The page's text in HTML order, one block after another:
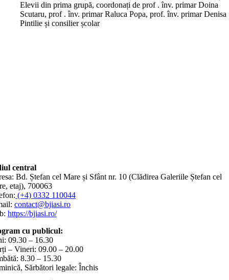
Elevii din prima grupă, coordonați de prof . înv. primar Doina
Scutaru, prof . înv. primar Raluca Popa, prof. înv. primar Denisa
Pintilie și consilier școlar
central
Bd. Ștefan cel Mare și Sfânt nr. 10 (Clădirea Galeriile Ștefan cel
etaj), 700063
(+4) 0332 110044
contact@bjiasi.ro
https://bjiasi.ro/
cu publicul:
09.30 – 16.30
– Vineri: 09.00 – 20.00
8.30 – 15.30
Sărbători legale: Închis